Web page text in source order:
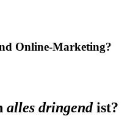
Online-Marketing?
alles dringendist?